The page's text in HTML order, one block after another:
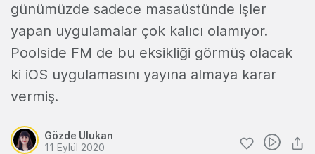
günümüzde sadece masaüstünde işler
yapan uygulamalar çok kalıcı olamıyor.
Poolside FM de bu eksikliği görmüş olacak
ki iOS uygulamasını yayına almaya karar
vermiş.
Gözde Ulukan
11 Eylül 2020